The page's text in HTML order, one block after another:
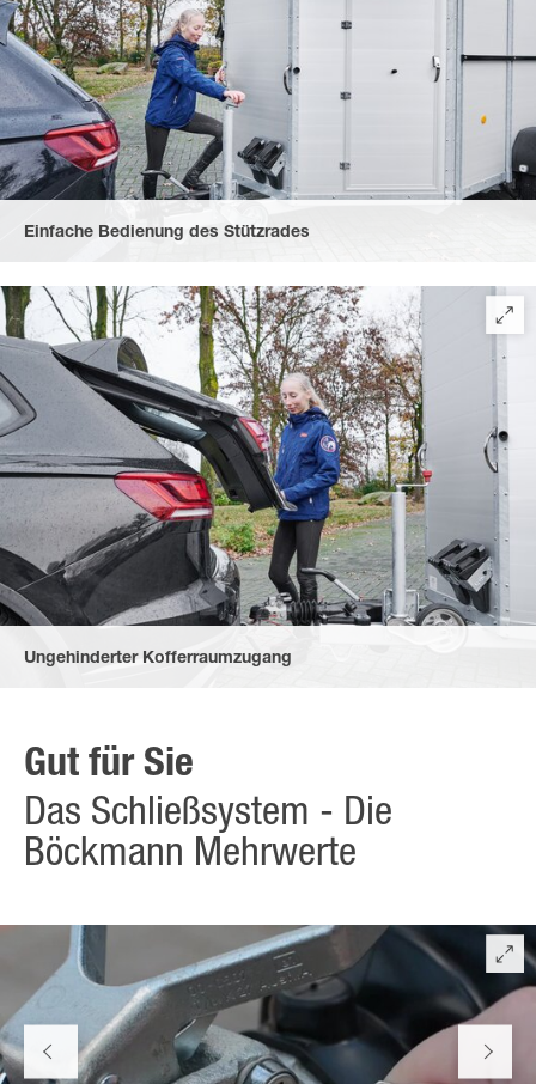
Einfache Bedienung des Stützrades
Ungehinderter Kofferraumzugang
Gut für Sie
Das Schließsystem - Die
Böckmann Mehrwerte